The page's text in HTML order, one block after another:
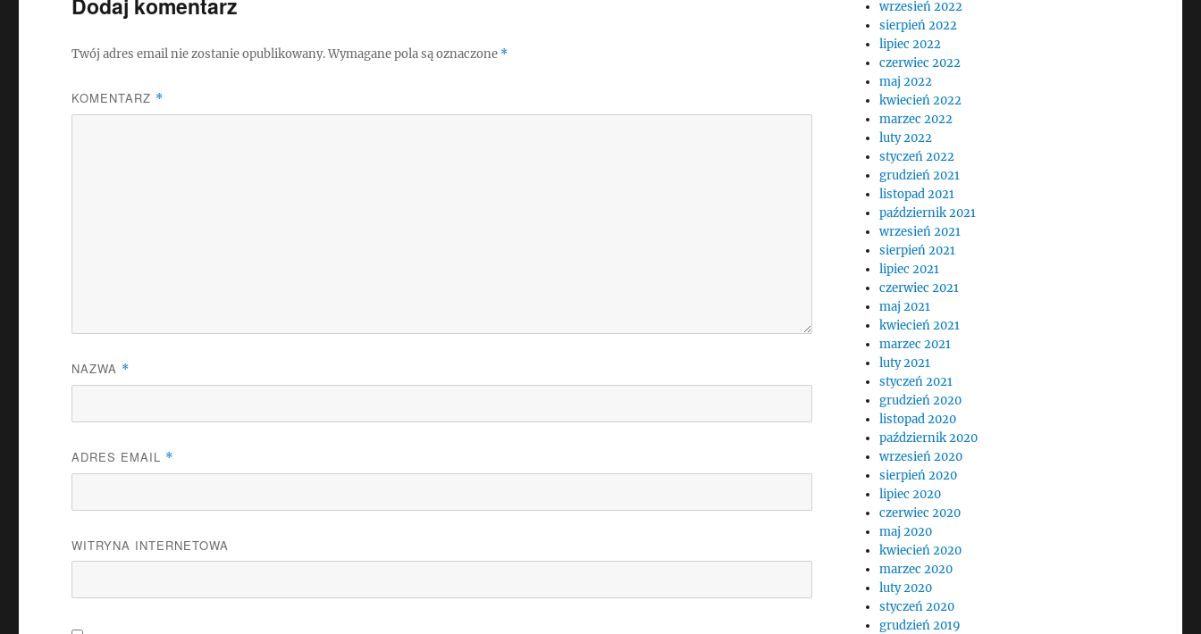
Twój adres email nie zostanie opublikowany.Wymagane pola są oznaczone *
KOMENTARZ *
NAZWA *
ADRES EMAIL *
WITRYNA INTERNETOWA
wrzesień 2022
sierpień 2022
lipiec 2022
czerwiec 2022
maj 2022
kwiecień 2022
marzec 2022
luty 2022
styczeń 2022
grudzień 2021
listopad 2021
październik 2021
wrzesień 2021
sierpień 2021
lipiec 2021
czerwiec 2021
maj 2021
kwiecień 2021
marzec 2021
luty 2021
styczeń 2021
grudzień 2020
listopad 2020
październik 2020
wrzesień 2020
sierpień 2020
lipiec 2020
czerwiec 2020
maj 2020
kwiecień 2020
marzec 2020
luty 2020
styczeń 2020
grudzień 2019